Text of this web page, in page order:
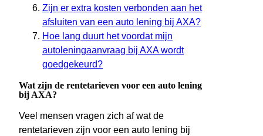
Zijn er extra kosten verbonden aan het
afsluiten van een auto lening bij AXA?
Hoe lang duurt het voordat mijn
autoleningaanvraag bij AXA wordt
goedgekeurd?
Wat zijn de rentetarieven voor een auto lening
bij AXA?
Veel mensen vragen zich af wat de
rentetarieven zijn voor een auto lening bij